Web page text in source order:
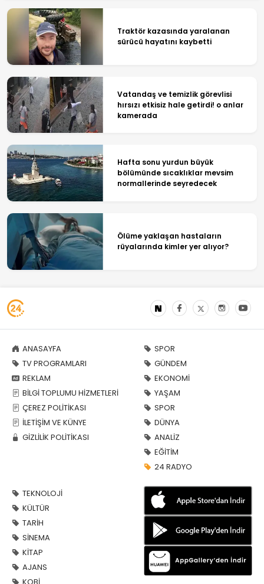
Traktör kazasında yaralanan
sürücü hayatını kaybetti
Vatandaş ve temizlik görevlisi
hırsızı etkisiz hale getirdi! o anlar
kamerada
Hafta sonu yurdun büyük
bölümünde sıcaklıklar mevsim
normallerinde seyredecek
Ölüme yaklaşan hastaların
rüyalarında kimler yer alıyor?
ANASAYFA
TV PROGRAMLARI
REKLAM
BİLGİ TOPLUMU HİZMETLERİ
ÇEREZ POLİTİKASI
İLETİŞİM VE KÜNYE
GİZLİLİK POLİTİKASI
SPOR
GÜNDEM
EKONOMİ
YAŞAM
SPOR
DÜNYA
ANALİZ
EĞİTİM
24 RADYO
TEKNOLOJİ
KÜLTÜR
TARİH
SİNEMA
KİTAP
AJANS
KOBİ